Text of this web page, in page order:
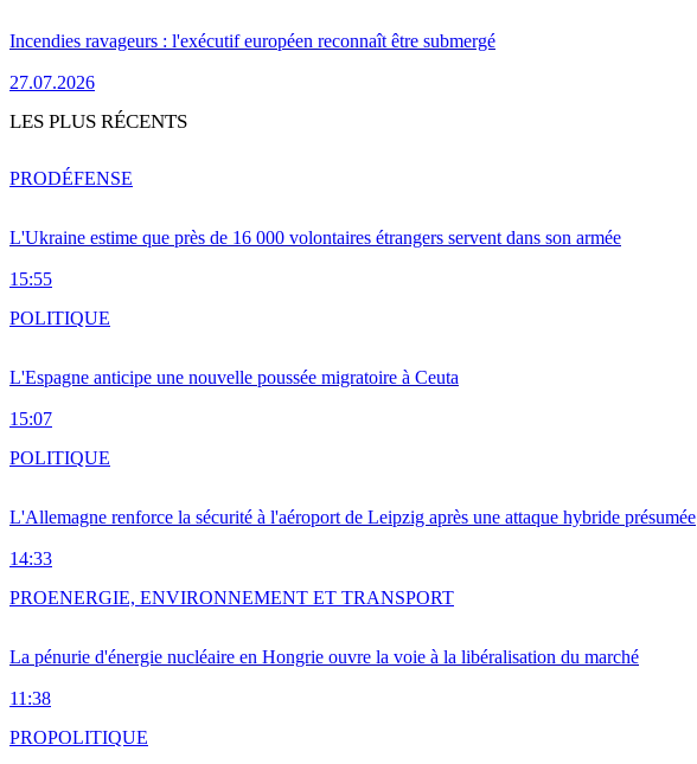
Incendies ravageurs : l'exécutif européen reconnaît être submergé
27.07.2026
LES PLUS RÉCENTS
L'Ukraine estime que près de 16 000 volontaires étrangers servent dans son armée
15:55
PRODÉFENSE
L'Espagne anticipe une nouvelle poussée migratoire à Ceuta
15:07
POLITIQUE
L'Allemagne renforce la sécurité à l'aéroport de Leipzig après une attaque hybride présumée
14:33
POLITIQUE
La pénurie d'énergie nucléaire en Hongrie ouvre la voie à la libéralisation du marché
11:38
PROENERGIE, ENVIRONNEMENT ET TRANSPORT
PROPOLITIQUE